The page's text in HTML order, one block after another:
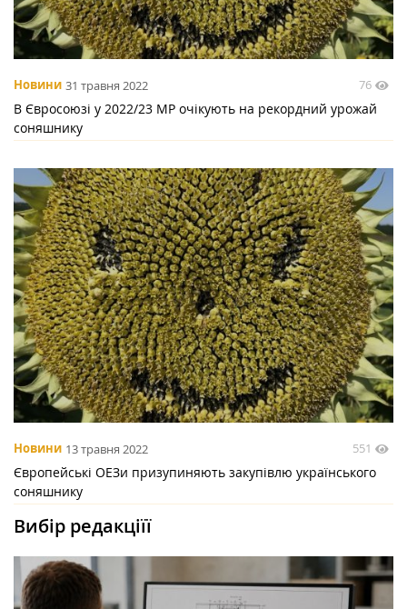
Новини 31 травня 2022 76
В Євросоюзі у 2022/23 МР очікують на рекордний урожай
соняшнику
Новини 13 травня 2022 551
Європейські ОЕЗи призупиняють закупівлю українського
соняшнику
Вибір редакціїї